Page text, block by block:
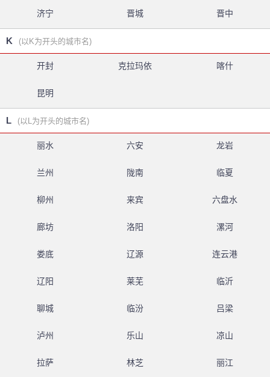
济宁 晋城 晋中
K (以K为开头的城市名)
开封 克拉玛依 喀什
昆明
L (以L为开头的城市名)
丽水 六安 龙岩
兰州 陇南 临夏
柳州 来宾 六盘水
廊坊 洛阳 漯河
娄底 辽源 连云港
辽阳 莱芜 临沂
聊城 临汾 吕梁
泸州 乐山 凉山
拉萨 林芝 丽江